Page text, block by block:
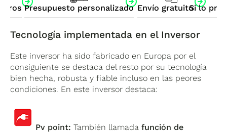
Presupuesto personalizado Envío gratuitoSi lo
Tecnología implementada en el Inversor
Este inversor ha sido fabricado en Europa por el
consiguiente se destaca del resto por su tecnología
bien hecha, robusta y fiable incluso en las peores
condiciones. En este inversor destaca:
Pv point:También llamadafunción de